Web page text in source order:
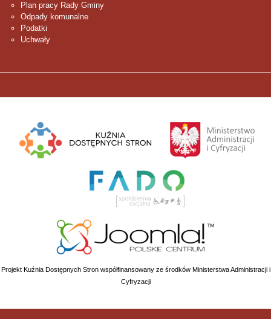
Plan pracy Rady Gminy
Odpady komunalne
Podatki
Uchwały
Projekt Kuźnia Dostępnych Stron współfinansowany ze środków Ministerstwa Administracji i
Cyfryzacji